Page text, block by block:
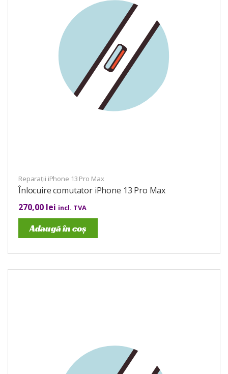
Reparații iPhone 13 Pro Max
Înlocuire comutator iPhone 13 Pro Max
270,00 lei incl. TVA
Adaugă în coș